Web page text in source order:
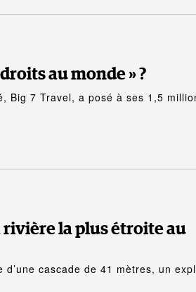
au monde » ?
Big 7 Travel, a posé à ses 1,5
rivière la plus étroite au
cascade de 41 mètres, un